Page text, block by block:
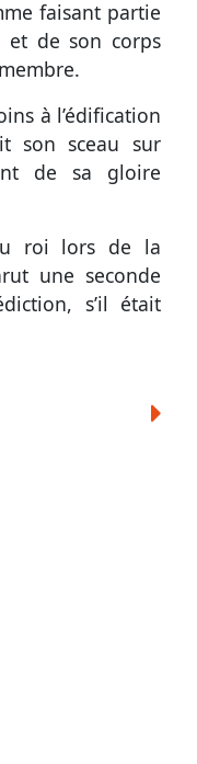
faisant partie
et de son corps
à l’édification
son sceau sur
de sa gloire
roi lors de la
une seconde
s’il était